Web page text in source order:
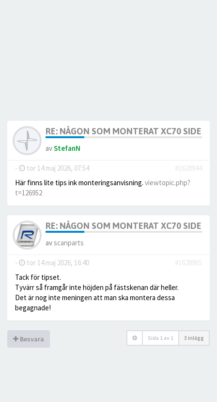
RE: NÅGON SOM MONTERAT XC70 SIDE
avStefanN
- tor 14 maj 2026, 07:54
#1628944
Här finns lite tips ink monteringsanvisning. viewtopic.php?
t=126952
RE: NÅGON SOM MONTERAT XC70 SIDE
avscanparts
- tor 14 maj 2026, 16:40
#1628965
Tack för tipset.
Tyvärr så framgår inte höjden på fästskenan där heller.
Det är nog inte meningen att man ska montera dessa
begagnade!
Besvara Sida 1 av 1 3 inlägg